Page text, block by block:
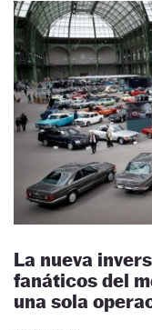
La nueva
fanáticos del
una sola